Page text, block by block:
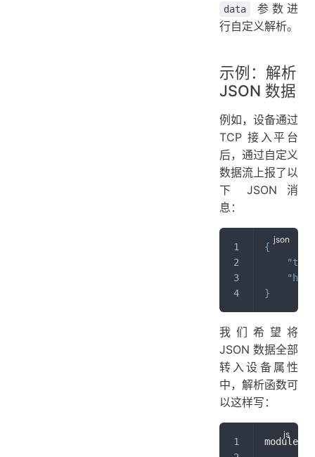
data
参数进
行自定义解析。
示例：解析
JSON 数据
例如，设备通过
TCP 接入平台
后，通过自定义
数据流上报了以
下 JSON 消
息：
{
}
我们希望将
JSON 数据全部
转入设备属性
中，解析函数可
以这样写：
module